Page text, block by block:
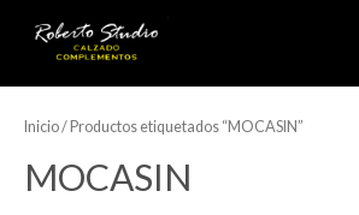
Inicio/ Productos etiquetados “MOCASIN”
MOCASIN